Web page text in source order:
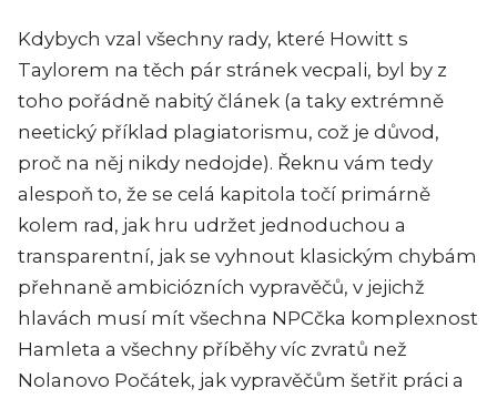
Kdybych vzal všechny rady, které Howitt s
Taylorem na těch pár stránek vecpali, byl by z
toho pořádně nabitý článek (a taky extrémně
neetický příklad plagiatorismu, což je důvod,
proč na něj nikdy nedojde). Řeknu vám tedy
alespoň to, že se celá kapitola točí primárně
kolem rad, jak hru udržet jednoduchou a
transparentní, jak se vyhnout klasickým chybám
přehnaně ambiciózních vypravěčů, v jejichž
hlavách musí mít všechna NPCčka komplexnost
Hamleta a všechny příběhy víc zvratů než
Nolanovo Počátek, jak vypravěčům šetřit práci a